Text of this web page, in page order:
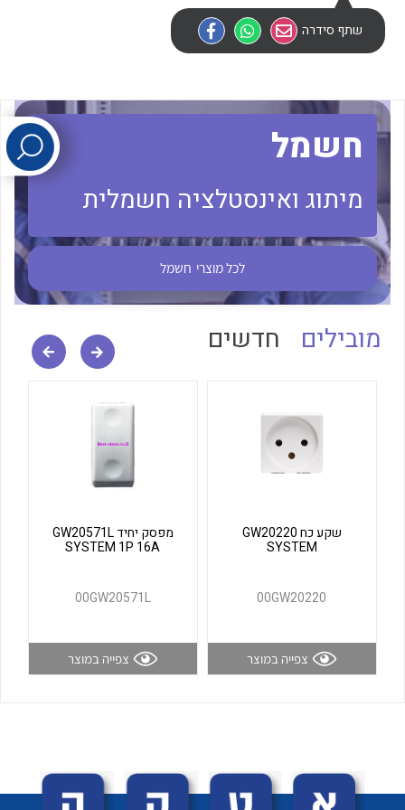
לכל מוצרי היצרן
לכל מוצרי היצרן לכל מוצרי היצרן
שתף סידרה
חשמל
מיתוג ואינסטלציה חשמלית
לכל מוצרי חשמל
מובילים חדשים
שקע כח GW20220
SYSTEM
00GW20220
צפייה במוצר
מפסק יחיד GW20571L
SYSTEM 1P 16A
00GW20571L
צפייה במוצר